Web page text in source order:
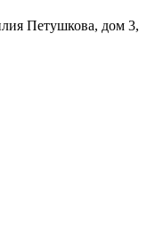
Петушкова, дом 3,